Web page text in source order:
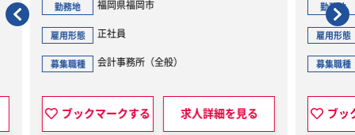
勤務地 福岡県福岡市
雇用形態 正社員
募集職種 会計事務所（全般）
ブックマークする 求人詳細を見る
雇用
募集